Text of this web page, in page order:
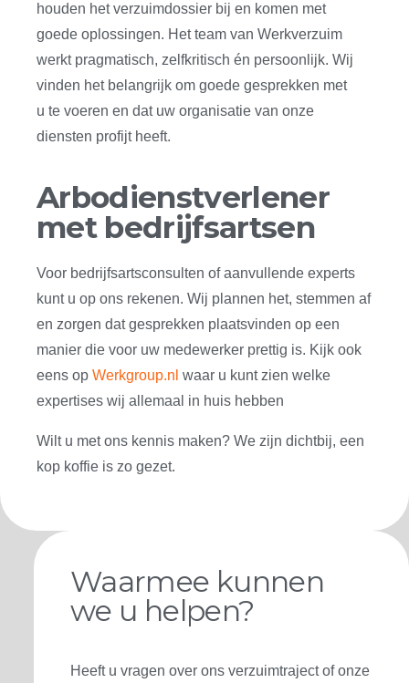
houden het verzuimdossier bij en komen met
goede oplossingen. Het team van Werkverzuim
werkt pragmatisch, zelfkritisch én persoonlijk. Wij
vinden het belangrijk om goede gesprekken met
u te voeren en dat uw organisatie van onze
diensten profijt heeft.
Arbodienstverlener
met bedrijfsartsen
Voor bedrijfsartsconsulten of aanvullende experts
kunt u op ons rekenen. Wij plannen het, stemmen af
en zorgen dat gesprekken plaatsvinden op een
manier die voor uw medewerker prettig is. Kijk ook
eens op Werkgroup.nl waar u kunt zien welke
expertises wij allemaal in huis hebben
Wilt u met ons kennis maken? We zijn dichtbij, een
kop koffie is zo gezet.
Waarmee kunnen
we u helpen?
Heeft u vragen over ons verzuimtraject of onze